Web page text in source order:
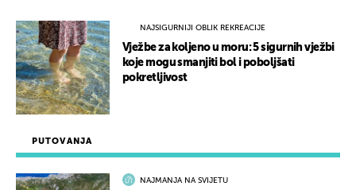
PUTOVANJA
NAJMANJA NA SVIJETU
NAJSIGURNIJI OBLIK REKREACIJE
Vježbe za koljeno u moru: 5 sigurnih vježbi
koje mogu smanjiti bol i poboljšati
pokretljivost